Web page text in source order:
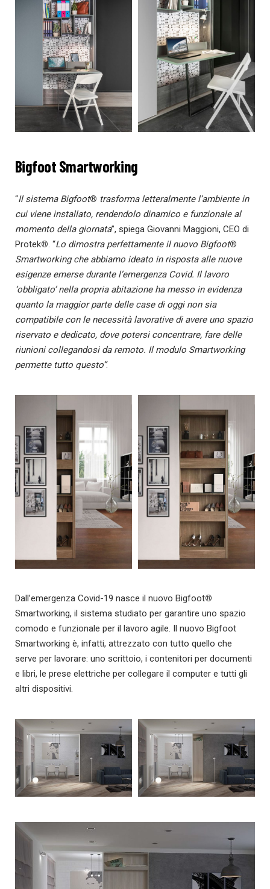
Bigfoot Smartworking
“Il sistema Bigfoot® trasforma letteralmente l’ambiente in
cui viene installato, rendendolo dinamico e funzionale al
momento della giornata”, spiega Giovanni Maggioni, CEO di
Protek® . “Lo dimostra perfettamente il nuovo Bigfoot®
Smartworking che abbiamo ideato in risposta alle nuove
esigenze emerse durante l’emergenza Covid. Il lavoro
‘obbligato’ nella propria abitazione ha messo in evidenza
quanto la maggior parte delle case di oggi non sia
compatibile con le necessità lavorative di avere uno spazio
riservato e dedicato, dove potersi concentrare, fare delle
riunioni collegandosi da remoto. Il modulo Smartworking
permette tutto questo”.
Dall’emergenza Covid-19 nasce il nuovo Bigfoot®
Smartworking, il sistema studiato per garantire uno spazio
comodo e funzionale per il lavoro agile. Il nuovo Bigfoot
Smartworking è, infatti, attrezzato con tutto quello che
serve per lavorare: uno scrittoio, i contenitori per documenti
e libri, le prese elettriche per collegare il computer e tutti gli
altri dispositivi.